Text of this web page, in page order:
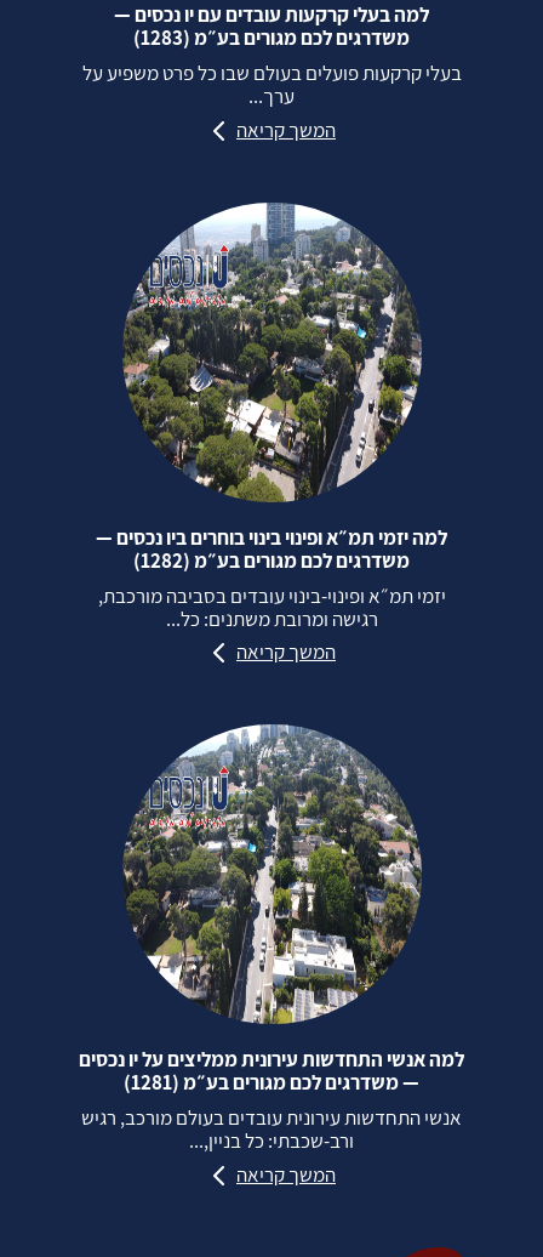
למה בעלי קרקעות עובדים עם יו נכסים —
משדרגים לכם מגורים בע״מ (1283)
בעלי קרקעות פועלים בעולם שבו כל פרט משפיע על
ערך...
המשך קריאה
למה יזמי תמ״א ופינוי בינוי בוחרים ביו נכסים —
משדרגים לכם מגורים בע״מ (1282)
יזמי תמ״א ופינוי‑בינוי עובדים בסביבה מורכבת,
רגישה ומרובת משתנים: כל...
המשך קריאה
למה אנשי התחדשות עירונית ממליצים על יו נכסים
— משדרגים לכם מגורים בע״מ (1281)
אנשי התחדשות עירונית עובדים בעולם מורכב, רגיש
ורב‑שכבתי: כל בניין,...
המשך קריאה